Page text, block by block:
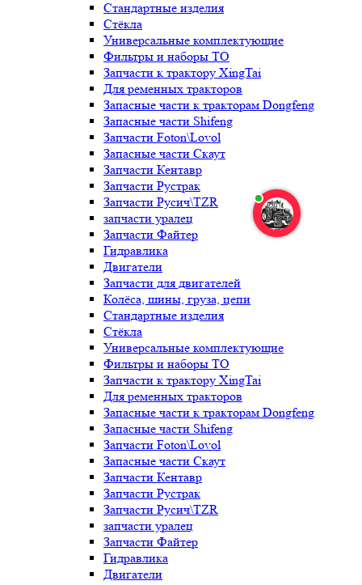
Стандартные изделия
Стёкла
Универсальные комплектующие
Фильтры и наборы ТО
Запчасти к трактору XingTai
Для ременных тракторов
Запасные части к тракторам Dongfeng
Запасные части Shifeng
Запчасти Foton\Lovol
Запасные части Скаут
Запчасти Кентавр
Запчасти Рустрак
Запчасти Русич\TZR
запчасти уралец
Запчасти Файтер
Гидравлика
Двигатели
Запчасти для двигателей
Колёса, шины, груза, цепи
Стандартные изделия
Стёкла
Универсальные комплектующие
Фильтры и наборы ТО
Запчасти к трактору XingTai
Для ременных тракторов
Запасные части к тракторам Dongfeng
Запасные части Shifeng
Запчасти Foton\Lovol
Запасные части Скаут
Запчасти Кентавр
Запчасти Рустрак
Запчасти Русич\TZR
запчасти уралец
Запчасти Файтер
Гидравлика
Двигатели